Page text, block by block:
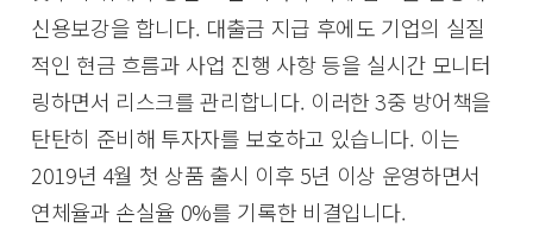
신용보강을 합니다. 대출금 지급 후에도 기업의 실질
적인 현금 흐름과 사업 진행 사항 등을 실시간 모니터
링하면서 리스크를 관리합니다. 이러한 3중 방어책을
탄탄히 준비해 투자자를 보호하고 있습니다. 이는
2019년 4월 첫 상품 출시 이후 5년 이상 운영하면서
연체율과 손실율 0%를 기록한 비결입니다.